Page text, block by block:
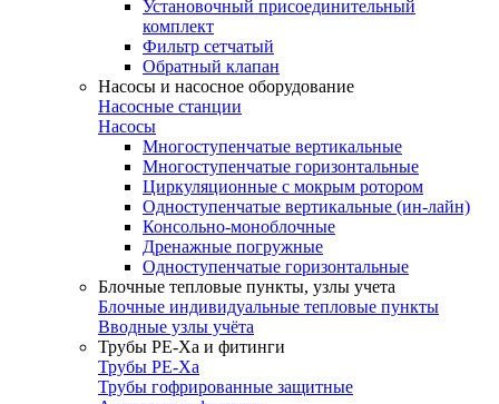
Установочный присоединительный
комплект
Фильтр сетчатый
Обратный клапан
Насосы и насосное оборудование
Насосные станции
Насосы
Многоступенчатые вертикальные
Многоступенчатые горизонтальные
Циркуляционные с мокрым ротором
Одноступенчатые вертикальные (ин-лайн)
Консольно-моноблочные
Дренажные погружные
Одноступенчатые горизонтальные
Блочные тепловые пункты, узлы учета
Блочные индивидуальные тепловые пункты
Вводные узлы учёта
Трубы РЕ-Ха и фитинги
Трубы РЕ-Ха
Трубы гофрированные защитные